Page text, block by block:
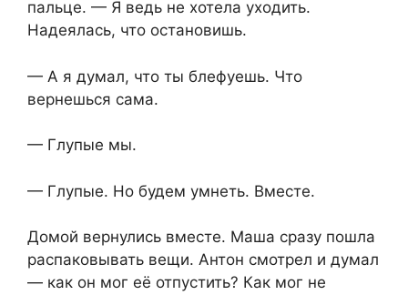
пальце. — Я ведь не хотела уходить.
Надеялась, что остановишь.
— А я думал, что ты блефуешь. Что
вернешься сама.
— Глупые мы.
— Глупые. Но будем умнеть. Вместе.
Домой вернулись вместе. Маша сразу пошла
распаковывать вещи. Антон смотрел и думал
— как он мог её отпустить? Как мог не